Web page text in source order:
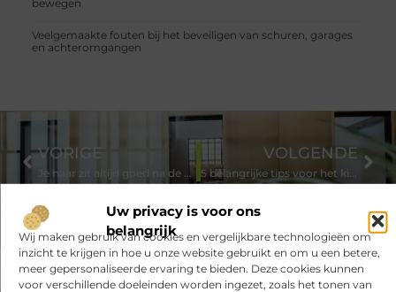
Uw privacy is voor ons
belangrijk
Wij maken gebruik van cookies en vergelijkbare technologieën om
inzicht te krijgen in hoe u onze website gebruikt en om u een betere,
meer gepersonaliseerde ervaring te bieden. Deze cookies kunnen
voor verschillende doeleinden worden ingezet, zoals het tonen van
bewegen
Veelgemaakte fouten bij het beveiligen van schuren, garages
en achteromgangen
VORIGE
Je haar zit altijd goed na de kapper in Laren
VOLGENDE
5 belangrijke tips voor het kiezen van de juiste rechtsbijstandverzekering